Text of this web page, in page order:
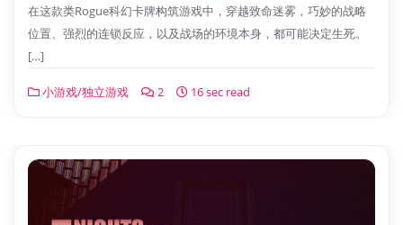
在这款类Rogue科幻卡牌构筑游戏中，穿越致命迷雾，巧妙的战略
位置、强烈的连锁反应，以及战场的环境本身，都可能决定生死。
[…]
小游戏/独立游戏 2 16 sec read